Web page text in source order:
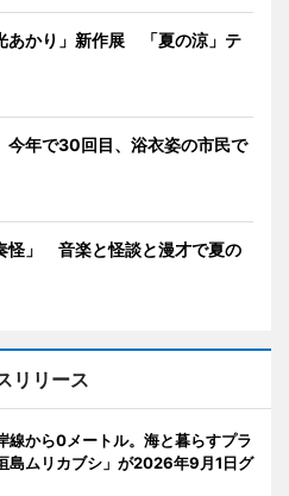
あかり」新作展 「夏の涼」テ
年で30回目、浴衣姿の市民で
怪」 音楽と怪談と漫才で夏の
リリース
線から0メートル。海と暮らすプラ
島ムリカブシ」が2026年9月1日グ